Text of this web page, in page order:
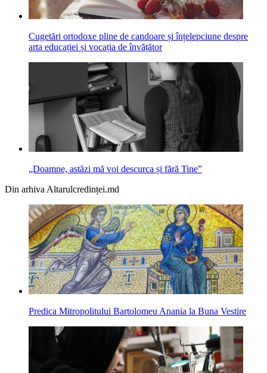
Cugetări ortodoxe pline de candoare și înțelepciune despre
arta educației și vocația de învățător
„Doamne, astăzi mă voi descurca și fără Tine”
Din arhiva Altarulcredinței.md
Predica Mitropolitului Bartolomeu Anania la Buna Vestire